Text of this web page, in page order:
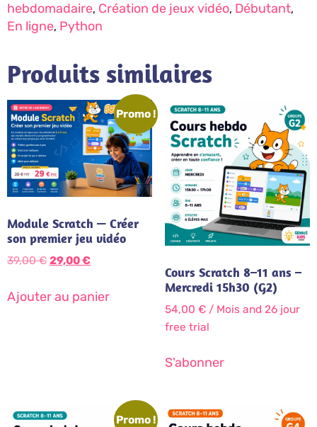
hebdomadaire, Création de jeux vidéo, Débutant,
En ligne, Python
Produits similaires
Promo !
Module Scratch — Créer
son premier jeu vidéo
39,00€ 29,00€
Ajouter au panier
Cours Scratch 8–11 ans –
Mercredi 15h30 (G2)
54,00 €/ Mois and 26 jour
free trial
S'abonner
Promo !